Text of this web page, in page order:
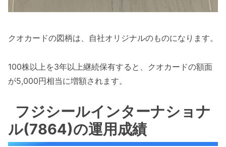
クオカードの図柄は、自社オリジナルのものになります。
100株以上を3年以上継続保有すると、クオカードの額面
が5,000円相当に増額されます。
フジシールインターナショナ
ル(7864)の運用成績